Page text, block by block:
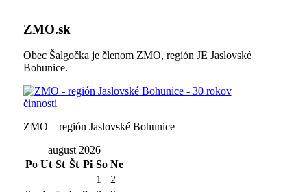
ZMO.sk
Obec Šalgočka je členom ZMO, región JE Jaslovské
Bohunice.
ZMO – región Jaslovské Bohunice
august 2026
Po Ut St Št Pi So Ne
1
2